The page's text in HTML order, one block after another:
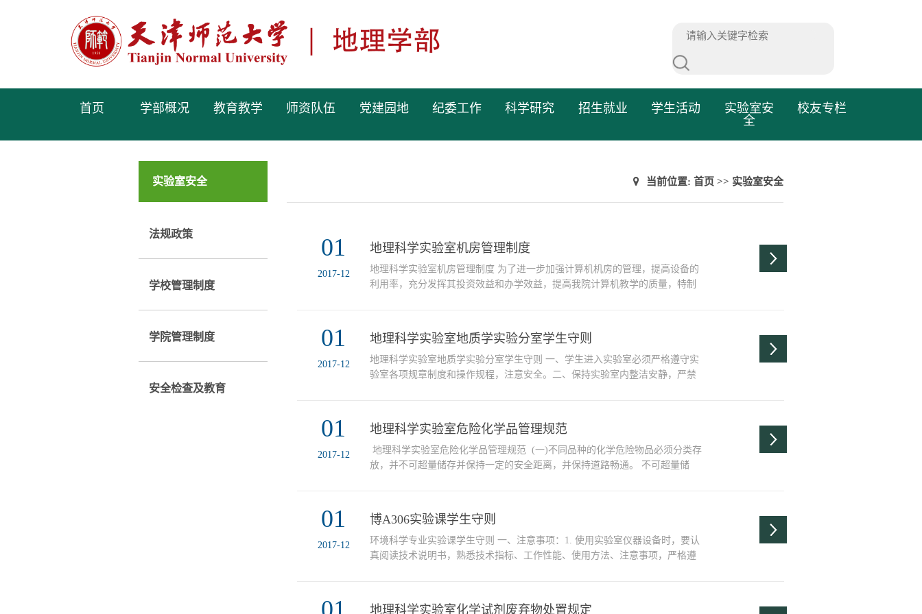
首页 学部概况 教育教学 师资队伍 党建园地 纪委工作 科学研究 招生就业 学生活动
实验室安
全
校友专栏
实验室安全
法规政策
学校管理制度
学院管理制度
安全检查及教育
当前位置:首页 >> 实验室安全
01
2017-12
地理科学实验室机房管理制度
地理科学实验室机房管理制度 为了进一步加强计算机机房的管理，提高设备的
利用率，充分发挥其投资效益和办学效益，提高我院计算机教学的质量，特制
严肃处理。2．计算机机房内的设备，未经院主管领导同意，任何单位和个人不
准搬出或挪作
01
2017-12
地理科学实验室地质学实验分室学生守则
地理科学实验室地质学实验分室学生守则 一、学生进入实验室必须严格遵守实
验室各项规章制度和操作规程，注意安全。二、保持实验室内整洁安静，严禁
范和讲解。严格按照实验教师要求操作设备。四、爱护实验仪器、标本、模型
等，使用完放回原处。...
01
2017-12
地理科学实验室危险化学品管理规范
地理科学实验室危险化学品管理规范 (一)不同品种的化学危险物品必须分类存
放，并不可超量储存并保持一定的安全距离，并保持道路畅通。 不可超量储
(三)对于遇水易爆，遇高温、低温、暴晒会发生分解的化学危险物品，以及液
化气体分别不得在潮湿、易积水、高温处、低温处贮存，不...
01
2017-12
博A306实验课学生守则
环境科学专业实验课学生守则 一、注意事项：1. 使用实验室仪器设备时，要认
真阅读技术说明书，熟悉技术指标、工作性能、使用方法、注意事项，严格遵
仪器设备及器材，要布局合理，摆放整齐，便于操作，观察及记录等。4. 电子
地理科学实验室化学试剂废弃物处置规定